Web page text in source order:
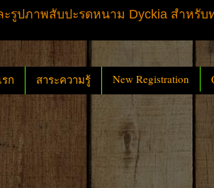
รูปภาพสับปะรดหนาม Dyckia สำหรับ
ก สาระความรู้ New Registration